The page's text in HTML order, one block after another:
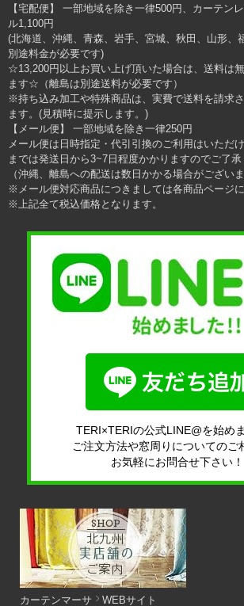
【宅配便】 一部地域を除き一律500円、カーテン
ル1,100円
(北海道、沖縄、青森、岩手、宮城、秋田、山形、
別途料金が必要です)
☆13,200円以上お買い上げ頂いた場合は、送料は
ます☆（離島は別途送料が必要です）
※持ち込み加工や特殊商品は、実費で送料を請求
ます。(見積時に提示します。)
【メール便】 一部地域を除き一律250円
メール便は日時指定・代引引換のご利用はいただ
までは発送日から3~7日程度かかりますのでご了
（沖縄、離島への配送は数日かかる場合がございま
※メール便対応商品につきましては各商品ページ
※上記全て税込価格となります。
TERI×TERIの公式LINE@を始めま
ご注文方法や窓周りについてのご
お気軽にお問合せ下さい！
カーテンマーサ WEBサイト